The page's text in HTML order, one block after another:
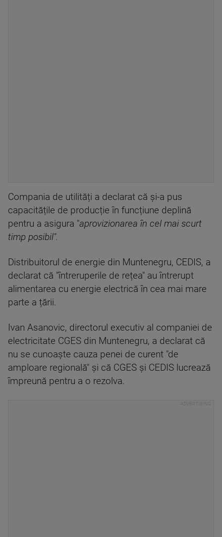
Compania de utilități a declarat că și-a pus
capacitățile de producție în funcțiune deplină
pentru a asigura "aprovizionarea în cel mai scurt
timp posibil".
Distribuitorul de energie din Muntenegru, CEDIS, a
declarat că "întreruperile de rețea" au întrerupt
alimentarea cu energie electrică în cea mai mare
parte a țării.
Ivan Asanovic, directorul executiv al companiei de
electricitate CGES din Muntenegru, a declarat că
nu se cunoaște cauza penei de curent "de
amploare regională" și că CGES și CEDIS lucrează
împreună pentru a o rezolva.